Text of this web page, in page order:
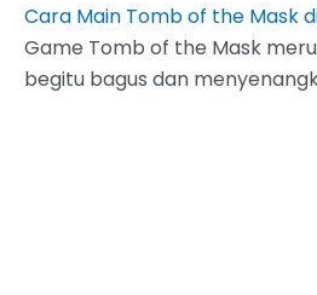
Cara Main Tomb of the Mask
Game Tomb of the Mask
begitu bagus dan